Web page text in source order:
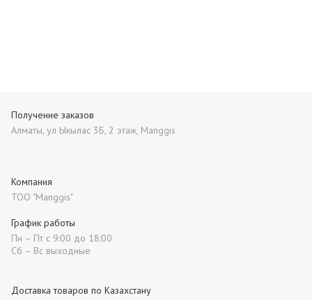
Получение заказов
Алматы, ул Ыкылас 3Б, 2 этаж, Manggis
Компания
ТОО "Manggis"
Доставка товаров по Казахстану
График работы
Пн – Пт с 9:00 до 18:00
Сб – Вс выходные